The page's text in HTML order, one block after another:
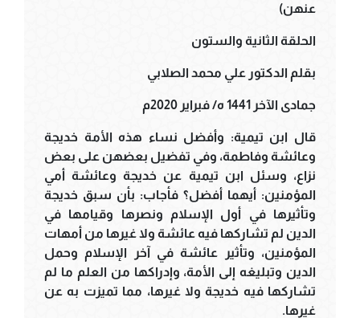
عنهن)
الحلقة الثانية والستون
بقلم الدكتور علي محمد الصلابي
جمادى الآخر 1441 ه/ فبراير 2020م
قال ابن تيمية: وأفضل نساء هذه الأمة خديجة
وعائشة وفاطمة، وفي تفضيل بعضهن على بعض
نزاع، وسئل ابن تيمية عن خديجة وعائشة أمي
المؤمنين: أيهما أفضل؟ فأجاب: بأن سبق خديجة
وتأثيرها في أول الإسلام ونصرها وقيامها في
الدين لم تشاركها فيه عائشة ولا غيرها من أمهات
المؤمنين، وتأثير عائشة في آخر الإسلام وحمل
الدين وتبليغه إلى الأمة، وإدراكها من العلم ما لم
تشاركها فيه خديجة ولا غيرها، مما تميزت به عن
غيرها.